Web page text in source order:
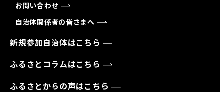
お問い合わせ
自治体関係者の皆さまへ
新規参加自治体はこちら
ふるさとコラムはこちら
ふるさとからの声はこちら